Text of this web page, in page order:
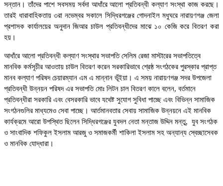
সন্তান। তাঁদের পাশে সবসময় সর্বদা আধাঁরে আলো প্রতিবন্ধী কল্যাণ সংস্থা কাজ করছে।
তারই ধারাবাহিকতায় ৩রা নভেম্বর সকালে সিদ্ধিরগঞ্জের গোদনাইল মধুঘরে নারায়ণগঞ্জ জেলা
প্রশাসক কার্যালয়ের অনুদান জিআর চাউল প্রতিবন্ধীদের মাঝে ১০ কেজি করে বিতরণ করা
হয়।
আধাঁরে আলো প্রতিবন্ধী কল্যাণ সংস্থার সভাপতি সেলিম রেজা মাস্টারের সভাপতিত্বে
মানবিক কর্মসূচীর আওতায় চাউল বিতরণ করেন সরকারিভাবে শ্রেষ্ঠ সংগঠকের পুরস্কার প্রাপ্ত
মানব কল্যাণ পরিষদ চেয়ারম্যান এম এ মান্নান ভূঁইয়া। এ সময় নারায়ণগঞ্জ সদর উপজেলা
প্রতিবন্ধী উন্নয়ন পরিষদ এর সভাপতি মোঃ লিটন চাল বিতরণ কালে বলেন, বর্তমানে
প্রতিবন্ধীরা সরকারি এবং বেসরকারি ভাবে যথেষ্ট সুযোগ সুবিধা পাচ্ছে এবং বিভিন্ন সামাজিক
সংগঠনগুলির মাধ্যমেও সেবা পাচ্ছে। আর্তমানবতার সেবায় সামাজিক উন্নয়নে এই মানবিক
কার্যক্রমে আরো উপস্থিত ছিলেন সিদ্ধিরগঞ্জের যুবদল নেতা মন্তাজ উদ্দিন মন্তু, যুব সংগঠক
ও সাংবাদিক শফিকুল ইসলাম আরজু ও সমাজকর্মী শাকিলা ইসলাম সহ অন্যান্য স্বেচ্ছাসেবক
ও মানবিক যোদ্ধারা।